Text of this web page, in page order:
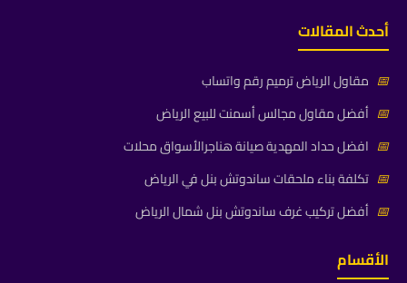
أحدث المقالات
📅 مقاول الرياض ترميم رقم واتساب
📅 أفضل مقاول مجالس أسمنت للبيع الرياض
📅 افضل حداد المهدية صيانة هناجرالأسواق محلات
📅 تكلفة بناء ملحقات ساندوتش بنل في الرياض
📅 أفضل تركيب غرف ساندوتش بنل شمال الرياض
الأقسام